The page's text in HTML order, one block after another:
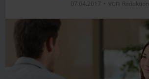
07.04.2017 von Redaktion